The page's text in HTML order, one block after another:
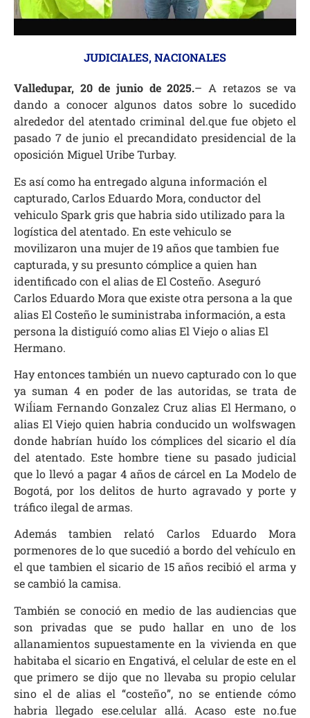
JUDICIALES,NACIONALES
Valledupar, 20 de junio de 2025.– A retazos se va
dando a conocer algunos datos sobre lo sucedido
alrededor del atentado criminal del.que fue objeto el
pasado 7 de junio el precandidato presidencial de la
oposición Miguel Uribe Turbay.
Es así como ha entregado alguna información el
capturado, Carlos Eduardo Mora, conductor del
vehiculo Spark gris que habria sido utilizado para la
logística del atentado. En este vehiculo se
movilizaron una mujer de 19 años que tambien fue
capturada, y su presunto cómplice a quien han
identificado con el alias de El Costeño. Aseguró
Carlos Eduardo Mora que existe otra persona a la que
alias El Costeño le suministraba información, a esta
persona la distiguíó como alias El Viejo o alias El
Hermano.
Hay entonces también un nuevo capturado con lo que
ya suman 4 en poder de las autoridas, se trata de
Wiĺiam Fernando Gonzalez Cruz alias El Hermano, o
alias El Viejo quien habria conducido un wolfswagen
donde habrían huído los cómplices del sicario el día
del atentado. Este hombre tiene su pasado judicial
que lo llevó a pagar 4 años de cárcel en La Modelo de
Bogotá, por los delitos de hurto agravado y porte y
tráfico ilegal de armas.
Además tambien relató Carlos Eduardo Mora
pormenores de lo que sucedió a bordo del vehículo en
el que tambien el sicario de 15 años recibió el arma y
se cambió la camisa.
También se conoció en medio de las audiencias que
son privadas que se pudo hallar en uno de los
allanamientos supuestamente en la vivienda en que
habitaba el sicario en Engativá, el celular de este en el
que primero se dijo que no llevaba su propio celular
sino el de alias el “costeño”, no se entiende cómo
habria llegado ese.celular allá. Acaso este no.fue